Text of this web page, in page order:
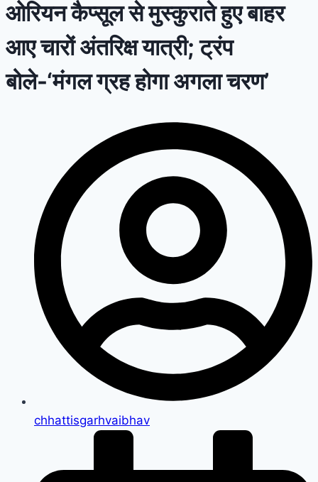
ओरियन कैप्सूल से मुस्कुराते हुए बाहर
आए चारों अंतरिक्ष यात्री; ट्रंप
बोले-‘मंगल ग्रह होगा अगला चरण’
chhattisgarhvaibhav